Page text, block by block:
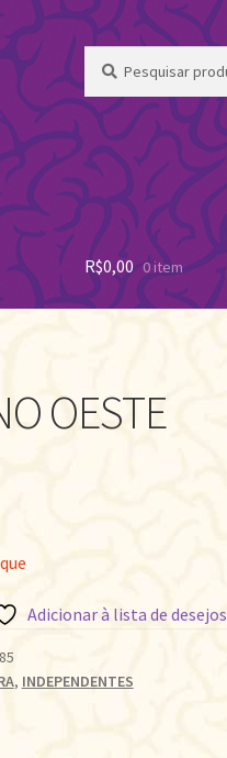
por:
R$0,00 0 item
OESTE
Adicionar à lista de desejos
, INDEPENDENTES